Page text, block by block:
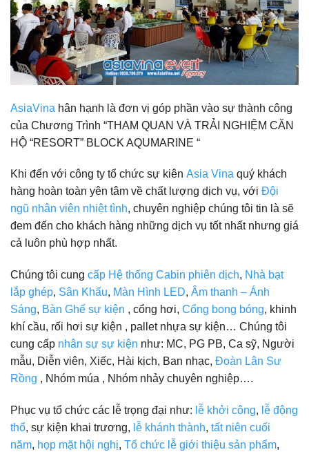
AsiaVina hân hạnh là đơn vị góp phần vào sự thành công
của Chương Trình “THAM QUAN VÀ TRẢI NGHIỆM CĂN
HỘ “RESORT” BLOCK AQUMARINE “
Khi đến với công ty tổ chức sự kiên Asia Vina quý khách
hàng hoàn toàn yên tâm về chất lượng dịch vụ, với Đội
ngũ nhân viên nhiệt tình, chuyên nghiệp chúng tôi tin là sẽ
đem đến cho khách hàng những dịch vụ tốt nhất nhưng giá
cả luôn phù hợp nhất.
Chúng tôi cung cấp Hệ thống Cabin phiên dịch, Nhà bạt
lắp ghép, Sân Khấu, Màn Hình LED, Âm thanh – Ánh
Sáng, Bàn Ghế sự kiện , cổng hơi, Cổng bong bóng, khinh
khí cầu, rối hơi sự kiện , pallet nhựa sự kiện… Chúng tôi
cung cấp nhân sự sự kiện như: MC, PG PB, Ca sỹ, Người
mẫu, Diễn viên, Xiếc, Hài kịch, Ban nhạc, Đoàn Lân Sư
Rồng , Nhóm múa , Nhóm nhảy chuyên nghiệp….
Phục vụ tổ chức các lễ trọng đại như: lễ khởi công, lễ động
thổ, sự kiện khai trương, lễ khánh thành, tất niên cuối
năm, họp mặt hội nghị, Tổ chức lễ giới thiệu sản phẩm,